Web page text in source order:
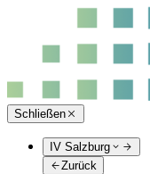
Schließen
IV Salzburg
Zurück